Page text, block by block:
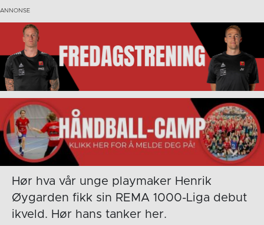
Hør hva vår unge playmaker Henrik
Øygarden fikk sin REMA 1000-Liga debut
ikveld. Hør hans tanker her.